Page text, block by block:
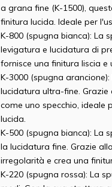
a grana fine (K-1500),
finitura lucida. Ideale per
K-800 (spugna bianca): La
levigatura e lucidatura di
fornisce una finitura liscia
K-3000 (spugna
lucidatura ultra-fine. Grazie
come uno specchio, ideale
lucida.
K-500 (spugna bianca): La
la lucidatura fine. Grazie
irregolarità e crea una
K-220 (spugna rossa): La